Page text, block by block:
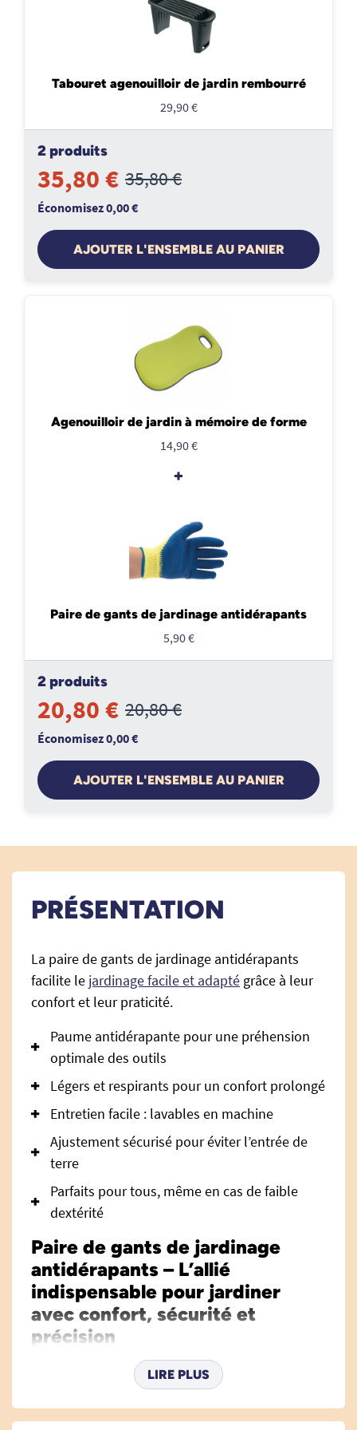
Tabouret agenouilloir de jardin rembourré
29,90 €
2 produits
35,80 € 35,80 €
Économisez 0,00 €
AJOUTER L'ENSEMBLE AU PANIER
Agenouilloir de jardin à mémoire de forme
14,90 €
+
Paire de gants de jardinage antidérapants
5,90 €
2 produits
20,80 € 20,80 €
Économisez 0,00 €
AJOUTER L'ENSEMBLE AU PANIER
PRÉSENTATION
La paire de gants de jardinage antidérapants
facilite le jardinage facile et adapté grâce à leur
confort et leur praticité.
Paume antidérapante pour une préhension
optimale des outils
Légers et respirants pour un confort prolongé
Entretien facile : lavables en machine
Ajustement sécurisé pour éviter l’entrée de
terre
Parfaits pour tous, même en cas de faible
dextérité
Paire de gants de jardinage
antidérapants – L’allié
indispensable pour jardiner
avec confort, sécurité et
précision
paire de gants de jardinage antidérapants
est spécialement conçue pour répondre aux
besoins de tous les jardiniers, amateurs comme
LIRE PLUS